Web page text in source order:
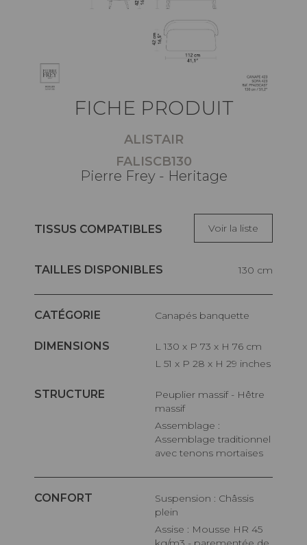
FICHE PRODUIT
ALISTAIR
FALISCB130
Pierre Frey - Heritage
TISSUS COMPATIBLES Voir la liste
TAILLES DISPONIBLES 130 cm
CATÉGORIE Canapés banquette
DIMENSIONS
L 130 x P 73 x H 76 cm
L 51 x P 28 x H 29 inches
STRUCTURE
Peuplier massif - Hêtre
massif
Assemblage :
Assemblage traditionnel
avec tenons mortaises
CONFORT
Suspension : Châssis
plein
Assise : Mousse HR 45